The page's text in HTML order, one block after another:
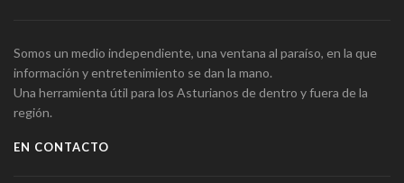
Somos un medio independiente, una ventana al paraíso, en la que
información y entretenimiento se dan la mano.
Una herramienta útil para los Asturianos de dentro y fuera de la
región.
EN CONTACTO